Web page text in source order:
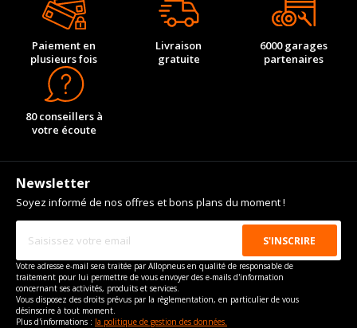
Paiement en
plusieurs fois
Livraison
gratuite
6000 garages
partenaires
80 conseillers à
votre écoute
Newsletter
Soyez informé de nos offres et bons plans du moment !
Votre adresse e-mail sera traitée par Allopneus en qualité de responsable de
traitement pour lui permettre de vous envoyer des e-mails d'information
concernant ses activités, produits et services.
Vous disposez des droits prévus par la règlementation, en particulier de vous
désinscrire à tout moment.
Plus d'informations : la politique de gestion des données.